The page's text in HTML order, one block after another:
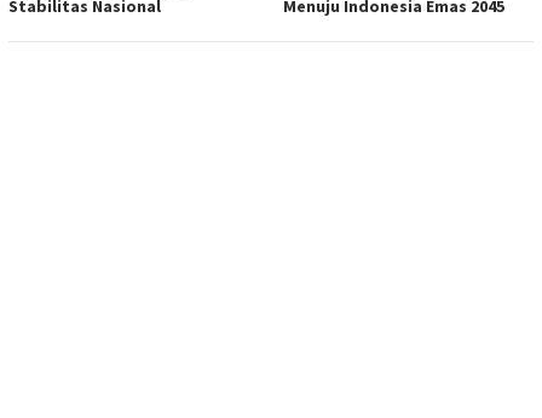
Stabilitas Nasional
Menuju Indonesia Emas 2045